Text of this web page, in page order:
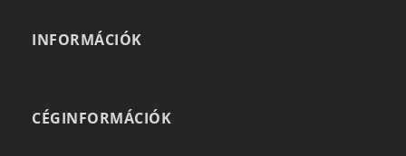
INFORMÁCIÓK
CÉGINFORMÁCIÓK